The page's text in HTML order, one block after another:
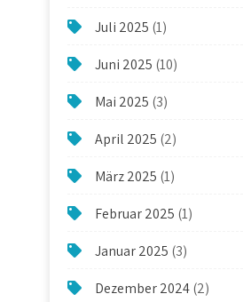
Juli 2025 (1)
Juni 2025 (10)
Mai 2025 (3)
April 2025 (2)
März 2025 (1)
Februar 2025 (1)
Januar 2025 (3)
Dezember 2024(2)